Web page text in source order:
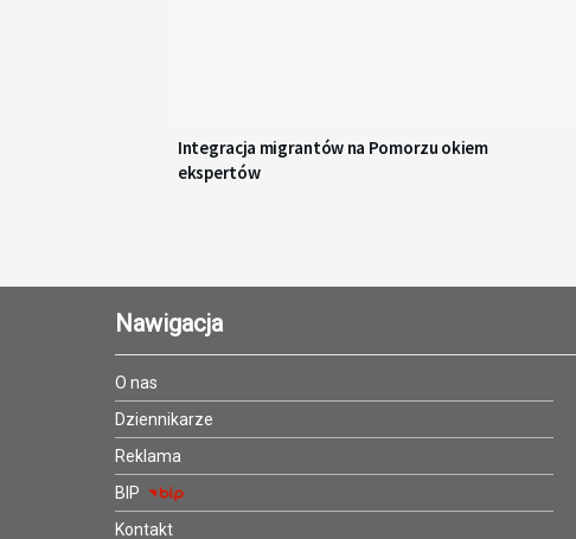
Integracja migrantów na Pomorzu okiem
ekspertów
Nawigacja
O nas
Dziennikarze
Reklama
BIP
Kontakt